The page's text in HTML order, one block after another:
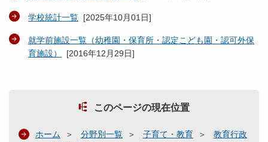
学校統計一覧 [2025年10月01日]
就学前施設一覧（幼稚園・保育所・認定こども園・認可外保
育施設）
[2016年12月29日]
このページの現在位置
ホーム 分野別一覧 子育て・教育
教育行政